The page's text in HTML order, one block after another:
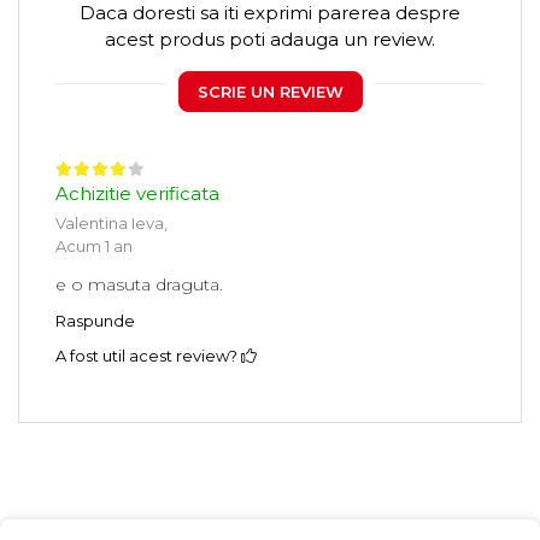
Daca doresti sa iti exprimi parerea despre
acest produs poti adauga un review.
SCRIE UN REVIEW
Achizitie verificata
Valentina Ieva,
Acum 1 an
e o masuta draguta.
Raspunde
A fost util acest review?